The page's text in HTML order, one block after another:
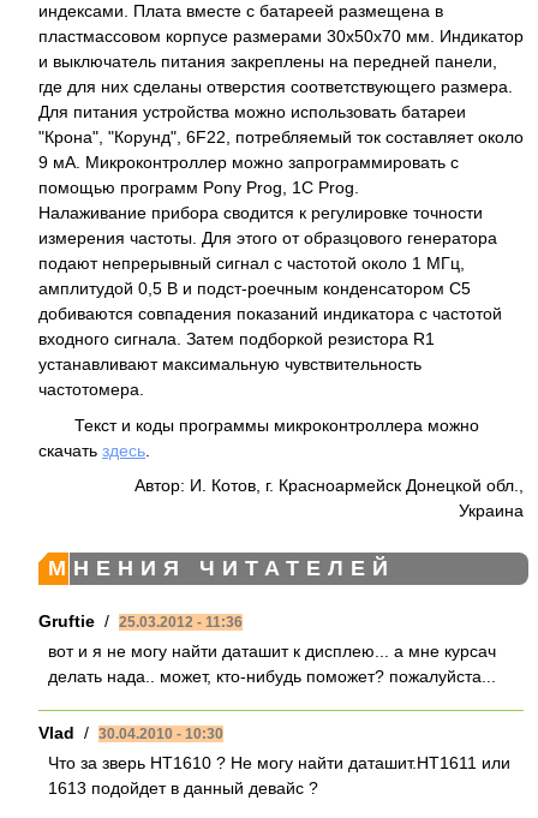
индексами. Плата вместе с батареей размещена в
пластмассовом корпусе размерами 30x50x70 мм. Индикатор
и выключатель питания закреплены на передней панели,
где для них сделаны отверстия соответствующего размера.
Для питания устройства можно использовать батареи
"Крона", "Корунд", 6F22, потребляемый ток составляет около
9 мА. Микроконтроллер можно запрограммировать с
помощью программ Pony Prog, 1С Prog.
Налаживание прибора сводится к регулировке точности
измерения частоты. Для этого от образцового генератора
подают непрерывный сигнал с частотой около 1 МГц,
амплитудой 0,5 В и подст-роечным конденсатором С5
добиваются совпадения показаний индикатора с частотой
входного сигнала. Затем подборкой резистора R1
устанавливают максимальную чувствительность
частотомера.
Текст и коды программы микроконтроллера можно
скачать здесь
Автор: И. Котов, г. Красноармейск Донецкой обл.,
Украина
МНЕНИЯ ЧИТАТЕЛЕЙ
Gruftie / 25.03.2012 - 11:36
вот и я не могу найти даташит к дисплею... а мне курсач
делать нада.. может, кто-нибудь поможет? пожалуйста...
Vlad / 30.04.2010 - 10:30
Что за зверь HT1610 ? Не могу найти даташит.HT1611 или
1613 подойдет в данный девайс ?